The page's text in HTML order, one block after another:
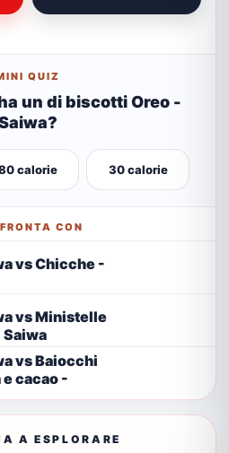
QUIZ
un di biscotti Oreo -
calorie 30 calorie
CON
vs Chicche -
vs Ministelle
vs Baiocchi
cacao -
A ESPLORARE